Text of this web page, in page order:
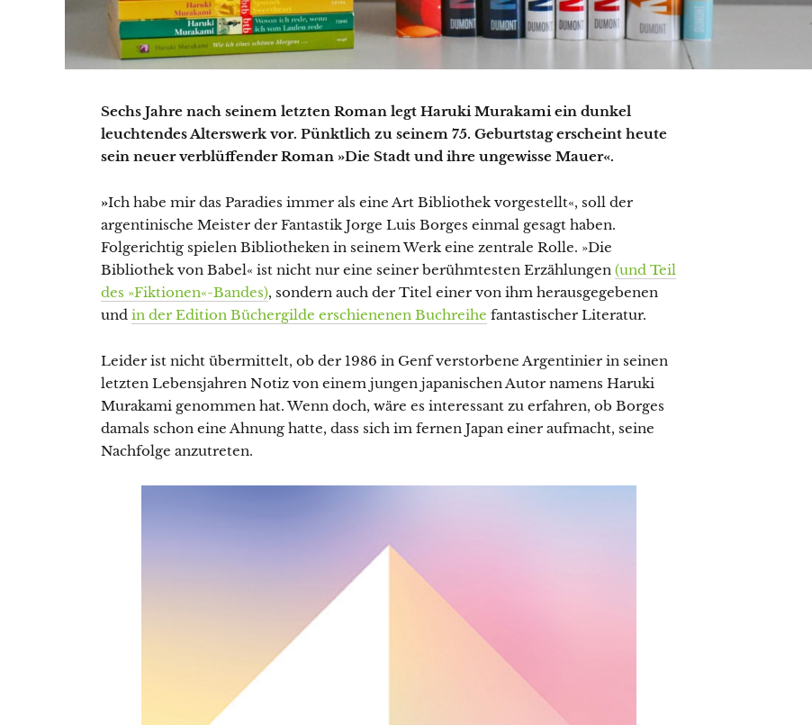
Sechs Jahre nach seinem letzten Roman legt Haruki Murakami ein dunkel
leuchtendes Alterswerk vor. Pünktlich zu seinem 75. Geburtstag erscheint heute
sein neuer verblüffender Roman »Die Stadt und ihre ungewisse Mauer«.
»Ich habe mir das Paradies immer als eine Art Bibliothek vorgestellt«, soll der
argentinische Meister der Fantastik Jorge Luis Borges einmal gesagt haben.
Folgerichtig spielen Bibliotheken in seinem Werk eine zentrale Rolle. »Die
Bibliothek von Babel« ist nicht nur eine seiner berühmtesten Erzählungen (und Teil
des »Fiktionen«-Bandes), sondern auch der Titel einer von ihm herausgegebenen
und in der Edition Büchergilde erschienenen Buchreihe fantastischer Literatur.
Leider ist nicht übermittelt, ob der 1986 in Genf verstorbene Argentinier in seinen
letzten Lebensjahren Notiz von einem jungen japanischen Autor namens Haruki
Murakami genommen hat. Wenn doch, wäre es interessant zu erfahren, ob Borges
damals schon eine Ahnung hatte, dass sich im fernen Japan einer aufmacht, seine
Nachfolge anzutreten.